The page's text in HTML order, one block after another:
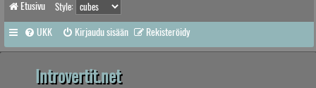
Etusivu Style:
UKK Kirjaudu sisään Rekisteröidy
Introvertit.net